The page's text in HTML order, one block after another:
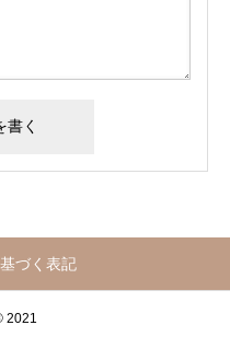
づく表記
2021